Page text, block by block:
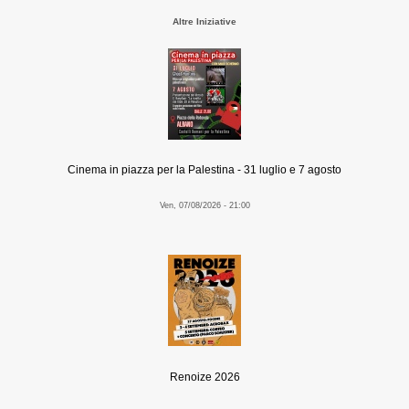
Altre Iniziative
Cinema in piazza per la Palestina - 31 luglio e 7 agosto
Ven, 07/08/2026 - 21:00
Renoize 2026